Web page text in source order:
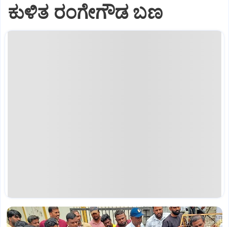
ಕುಳಿತ ರಂಗೇಗೌಡ ಬಣ